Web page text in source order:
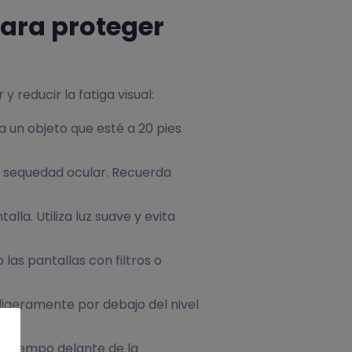
proteger
reducir la fatiga visual:
objeto que esté a 20 pies
ocular. Recuerda
Utiliza luz suave y evita
las pantallas con filtros o
por debajo del nivel
tiempo delante de la